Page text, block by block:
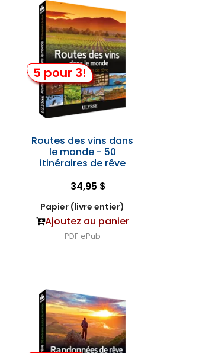
5 pour 3!
Routes des vins dans
le monde - 50
itinéraires de rêve
34,95 $
Papier (livre entier)
Ajoutez au panier
PDF ePub